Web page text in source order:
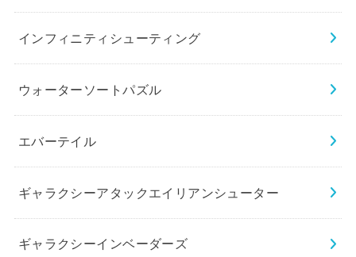
インフィニティシューティング
ウォーターソートパズル
エバーテイル
ギャラクシーアタックエイリアンシューター
ギャラクシーインベーダーズ